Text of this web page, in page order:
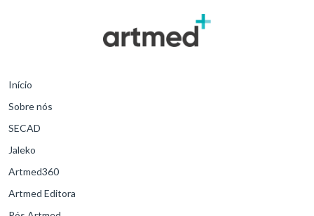
Início
Sobre nós
SECAD
Jaleko
Artmed360
Artmed Editora